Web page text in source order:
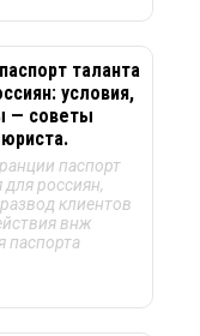
таланта
условия,
— советы
паспорт
для россиян,
клиентов
внж
паспорта